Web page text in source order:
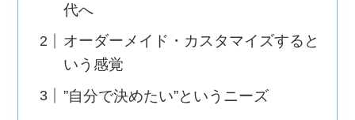
代へ
オーダーメイド・カスタマイズすると
いう感覚
”自分で決めたい”というニーズ